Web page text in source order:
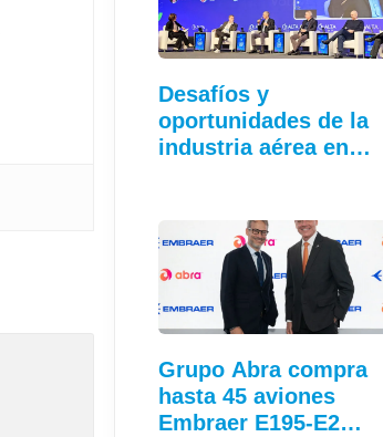
Desafíos y
oportunidades de la
industria aérea en…
Grupo Abra compra
hasta 45 aviones
Embraer E195-E2…